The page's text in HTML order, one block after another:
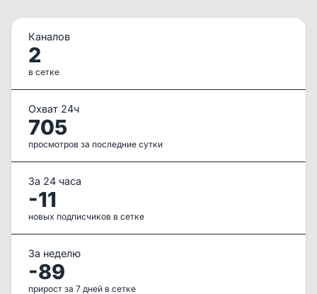
Каналов
2
в сетке
Охват 24ч
705
просмотров за последние сутки
За 24 часа
-11
новых подписчиков в сетке
За неделю
-89
прирост за 7 дней в сетке